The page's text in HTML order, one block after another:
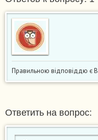
Правильною відповіддю є В
Ответить на вопрос: